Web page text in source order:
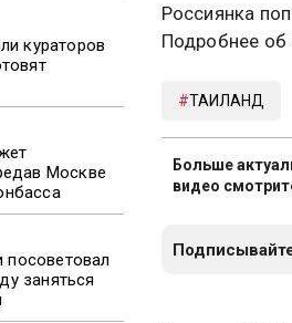
кураторов
Москве
заняться
Россиянка
Подробнее об
ТАИЛАНД
Больше
видео